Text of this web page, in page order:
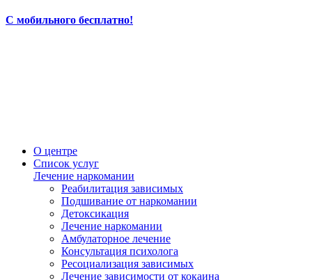
C мобильного бесплатно!
О центре
Список услуг
Лечение наркомании
Реабилитация зависимых
Подшивание от наркомании
Детоксикация
Лечение наркомании
Амбулаторное лечение
Консультация психолога
Ресоциализация зависимых
Лечение зависимости от кокаина